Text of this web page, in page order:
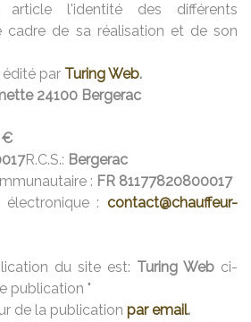
l'identité des différents
cadre de sa réalisation et de son
édité par Turing Web.
24100 Bergerac
€
R.C.S.: Bergerac
: FR 81177820800017
électronique : contact@chauffeur-
du site est: Turing Web ci-
publication "
de la publication par email.